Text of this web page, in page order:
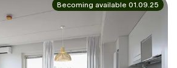
Becoming available 01.09.25